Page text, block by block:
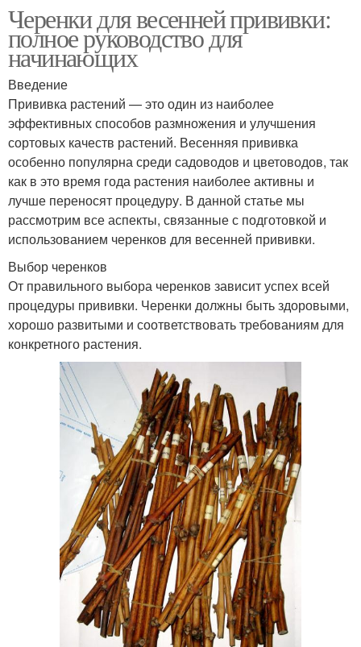
Черенки для весенней прививки:
полное руководство для
начинающих
Введение
Прививка растений — это один из наиболее
эффективных способов размножения и улучшения
сортовых качеств растений. Весенняя прививка
особенно популярна среди садоводов и цветоводов, так
как в это время года растения наиболее активны и
лучше переносят процедуру. В данной статье мы
рассмотрим все аспекты, связанные с подготовкой и
использованием черенков для весенней прививки.
Выбор черенков
От правильного выбора черенков зависит успех всей
процедуры прививки. Черенки должны быть здоровыми,
хорошо развитыми и соответствовать требованиям для
конкретного растения.